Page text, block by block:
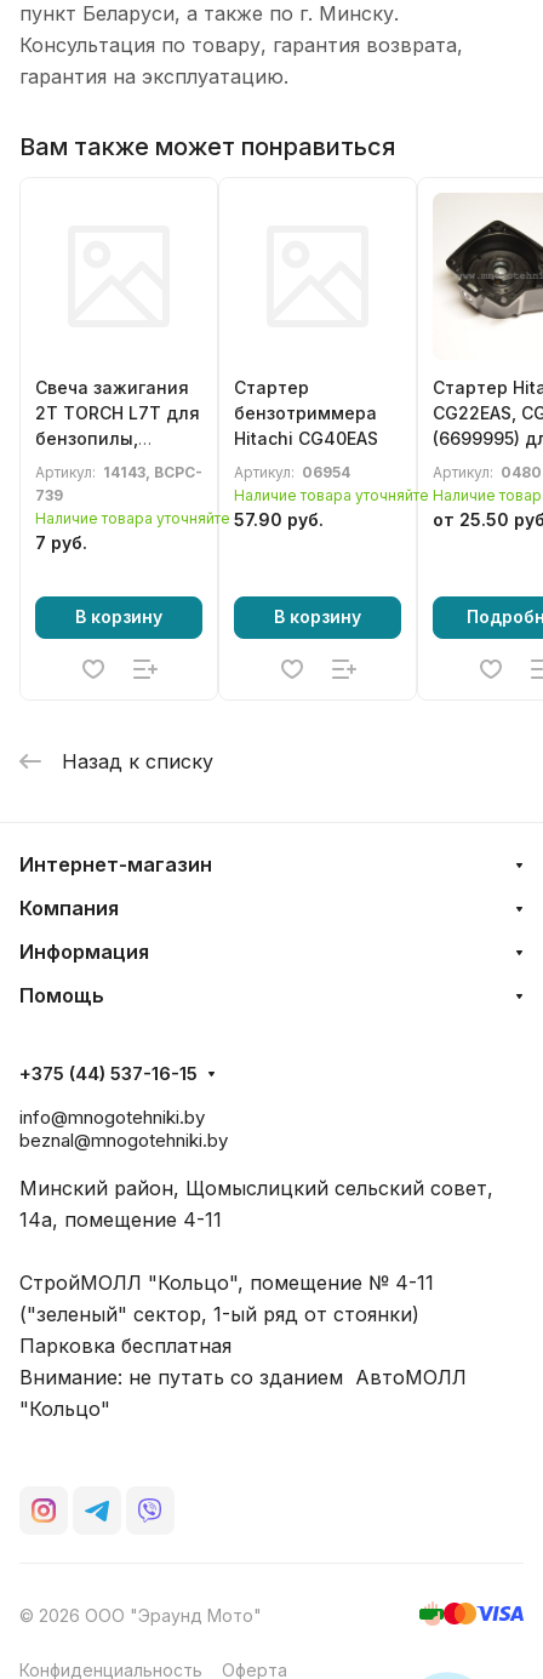
пункт Беларуси, а также по г. Минску.
Консультация по товару, гарантия возврата,
гарантия на эксплуатацию.
Вам также может понравиться
Свеча зажигания
2Т TORCH L7T для
бензопилы,
бензотриммера,
газонокосилки
Артикул: 14143, BCPC-
739
Наличие товара уточняйте
7 руб.
В корзину
Стартер
бензотриммера
Hitachi CG40EAS
Артикул: 06954
Наличие товара уточняйте
57.90 руб.
В корзину
Стартер
CG22EAS,
(6699995)
триммера,
мотокосы,
бензокосы
Артикул:
Наличие
от 25.50
Назад к списку
Интернет-магазин
Компания
Информация
Помощь
+375 (44) 537-16-15
info@mnogotehniki.by
beznal@mnogotehniki.by
Минский район, Щомыслицкий сельский совет,
14а, помещение 4-11
СтройМОЛЛ "Кольцо", помещение № 4-11
("зеленый" сектор, 1-ый ряд от стоянки)
Парковка бесплатная
Внимание: не путать со зданием АвтоМОЛЛ
"Кольцо"
© 2026 ООО "Эраунд Мото"
Конфиденциальность Оферта